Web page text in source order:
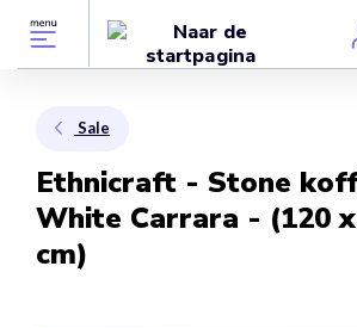
Sale
Ethnicraft - Stone
White Carrara - (120
cm)